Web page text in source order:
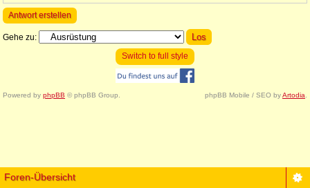
Antwort erstellen
Gehe zu:
Switch to full style
Powered by phpBB © phpBB Group. phpBB Mobile / SEO byArtodia
Foren-Übersicht